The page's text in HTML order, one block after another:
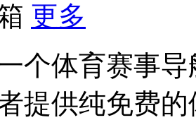
更多
个体育赛事
提供纯免费